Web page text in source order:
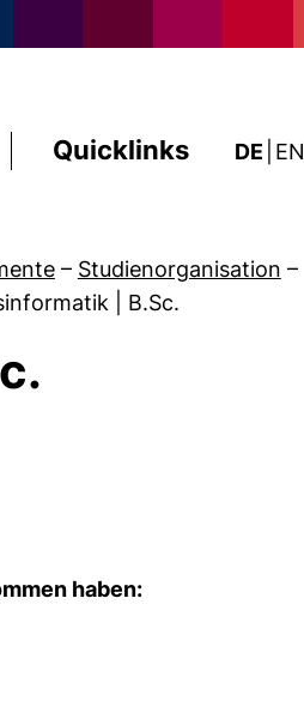
Quicklinks DE EN
– Studienorganisation –
| B.Sc.
haben: